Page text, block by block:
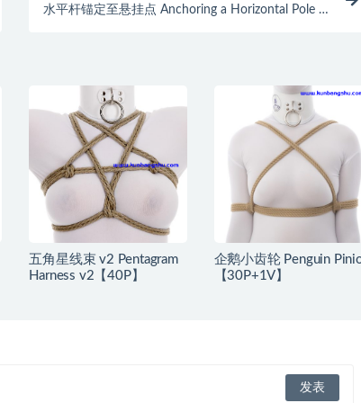
水平杆锚定至悬挂点 Anchoring a Horizontal Pole to
五角星线束 v2 Pentagram
Harness v2【40P】
企鹅小齿轮 Penguin
【30P+1V】